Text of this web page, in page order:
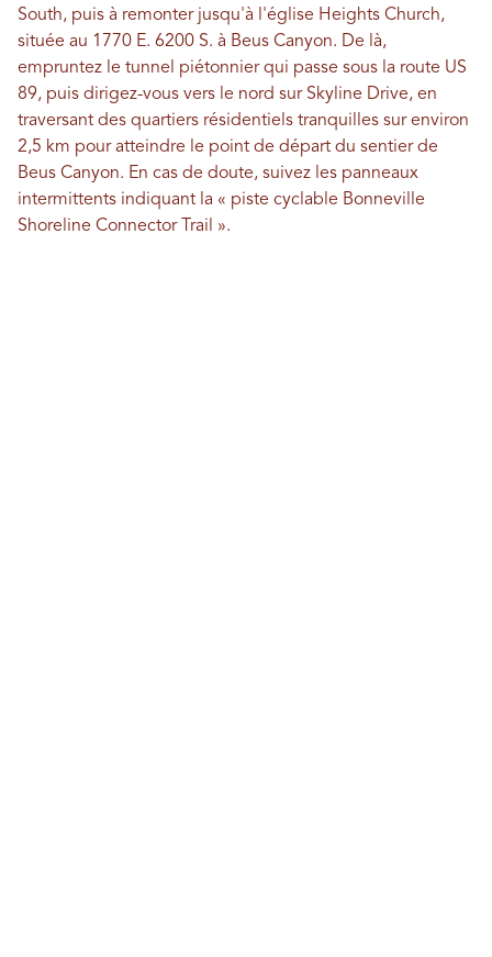
South, puis à remonter jusqu'à l'église Heights Church,
située au 1770 E. 6200 S. à Beus Canyon. De là,
empruntez le tunnel piétonnier qui passe sous la route US
89, puis dirigez-vous vers le nord sur Skyline Drive, en
traversant des quartiers résidentiels tranquilles sur environ
2,5 km pour atteindre le point de départ du sentier de
Beus Canyon. En cas de doute, suivez les panneaux
intermittents indiquant la « piste cyclable Bonneville
Shoreline Connector Trail ».